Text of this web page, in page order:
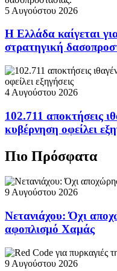
5 Αυγούστου 2026
Η Ελλάδα καίγεται
στρατηγική
4 Αυγούστου 2026
102.711 αποκτήσεις
κυβέρνηση οφείλει
Πιο Πρόσφατα
9 Αυγούστου 2026
Νετανιάχου: Όχι
αφοπλισμό Χαμάς
9 Αυγούστου 2026